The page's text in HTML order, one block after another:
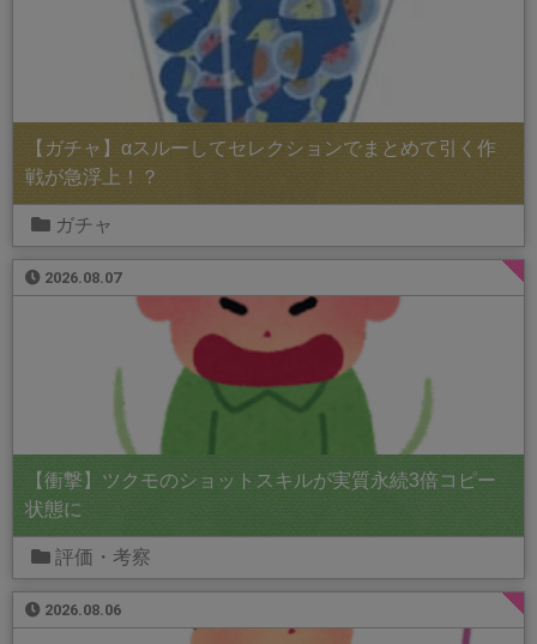
【ガチャ】αスルーしてセレクションでまとめて引く作
戦が急浮上！？
ガチャ
2026.08.07
【衝撃】ツクモのショットスキルが実質永続3倍コピー
状態に
評価・考察
2026.08.06